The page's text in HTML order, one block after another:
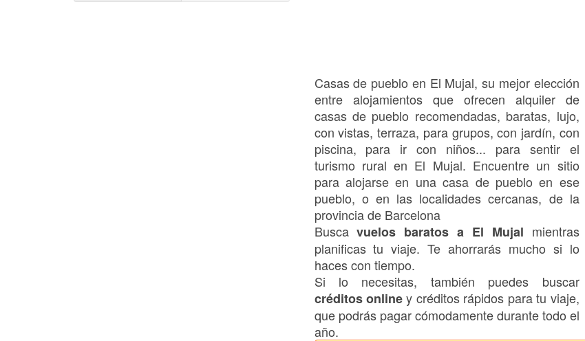
Casas de pueblo en El Mujal, su mejor elección
entre alojamientos que ofrecen alquiler de
casas de pueblo recomendadas, baratas, lujo,
con vistas, terraza, para grupos, con jardín, con
piscina, para ir con niños... para sentir el
turismo rural en El Mujal. Encuentre un sitio
para alojarse en una casa de pueblo en ese
pueblo, o en las localidades cercanas, de la
provincia de Barcelona
Buscavuelos baratos a El Mujal mientras
planificas tu viaje. Te ahorrarás mucho si lo
haces con tiempo.
Si lo necesitas, también puedes buscar
créditos onliney créditos rápidos para tu viaje,
que podrás pagar cómodamente durante todo el
año.